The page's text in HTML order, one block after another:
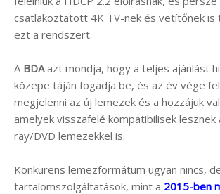
csatlakoztatott 4K TV-nek és vetítőnek is
ezt a rendszert.
A BDAazt mondja, hogy a teljes ajánlást
közepe táján fogadja be, és az év vége
megjelenni az új lemezek és a hozzájuk
amelyek visszafelé kompatibilisek lesznek
ray/DVD lemezekkel is.
Konkurens lemezformátum ugyan nincs,
tartalomszolgáltatások, mint a 2015-ben